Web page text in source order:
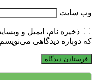
وب‌ سایت
ذخیره نام، ایمیل و
که دوباره دیدگاهی